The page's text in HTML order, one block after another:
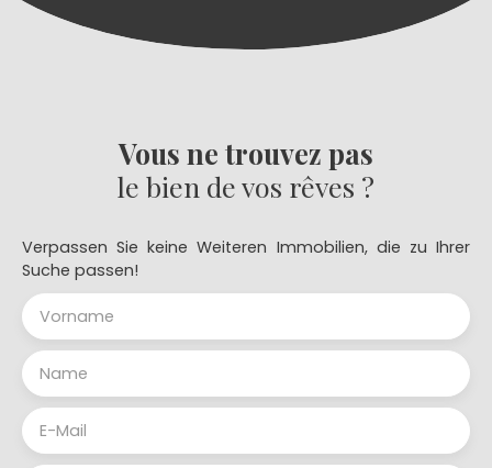
Vous ne trouvez pas
le bien de vos rêves ?
Verpassen Sie keine Weiteren Immobilien, die zu Ihrer
Suche passen!
Vorname
Name
E-Mail